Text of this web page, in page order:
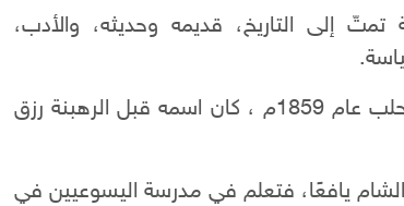
إلى التاريخ، قديمه وحديثه، والأدب،
الأب لويس شيخو مواليد "ماردين" شمال حلب عام 1859م ، كان اسمه قبل الرهبنة رزق
الشام يافعًا، فتعلم في مدرسة اليسوعيين في
موال سبعاوي - يا دهر يكفى علينا تجور - بصوت المنشد